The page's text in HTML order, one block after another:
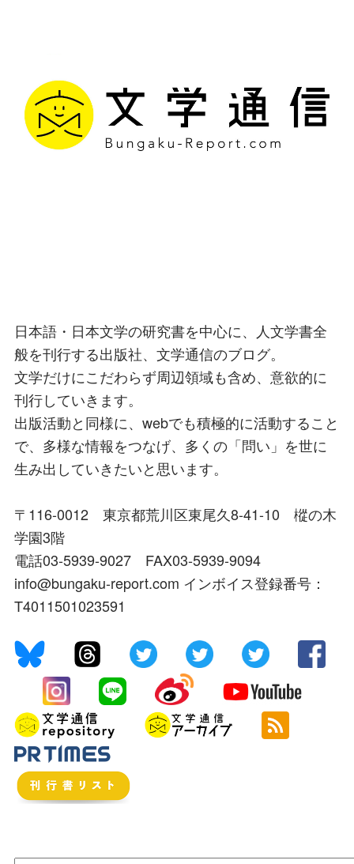
日本語・日本文学の研究書を中心に、人文学書全
般を刊行する出版社、文学通信のブログ。
文学だけにこだわらず周辺領域も含め、意欲的に
刊行していきます。
出版活動と同様に、webでも積極的に活動すること
で、多様な情報をつなげ、多くの「問い」を世に
生み出していきたいと思います。
〒116-0012 東京都荒川区東尾久8-41-10 樅の木
学園3階
電話03-5939-9027 FAX03-5939-9094
info@bungaku-report.com インボイス登録番号：
T4011501023591